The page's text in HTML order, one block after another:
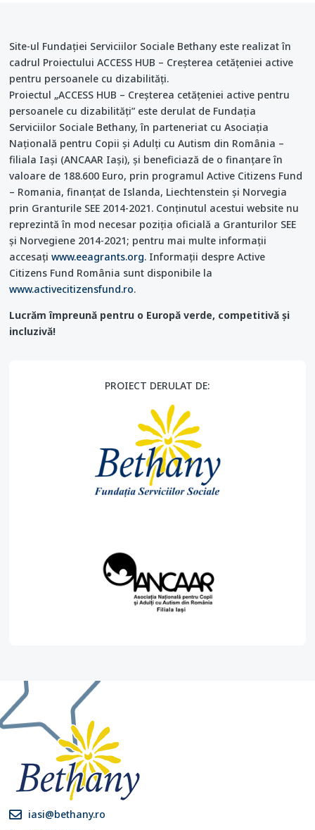
Site-ul Fundației Serviciilor Sociale Bethany este realizat în
cadrul Proiectului ACCESS HUB – Creşterea cetăţeniei active
pentru persoanele cu dizabilităţi.
Proiectul „ACCESS HUB – Creșterea cetățeniei active pentru
persoanele cu dizabilități” este derulat de Fundația
Serviciilor Sociale Bethany, în parteneriat cu Asociația
Națională pentru Copii și Adulți cu Autism din România –
filiala Iași (ANCAAR Iași), și beneficiază de o finanțare în
valoare de 188.600 Euro, prin programul Active Citizens Fund
– Romania, finanțat de Islanda, Liechtenstein și Norvegia
prin Granturile SEE 2014-2021. Conținutul acestui website nu
reprezintă în mod necesar poziția oficială a Granturilor SEE
și Norvegiene 2014-2021; pentru mai multe informații
accesațiwww.eeagrants.org. Informații despre Active
Citizens Fund România sunt disponibile la
www.activecitizensfund.ro.
Lucrăm împreună pentru o Europă verde, competitivă și
incluzivă!
PROIECT DERULAT DE:
 iasi@bethany.ro